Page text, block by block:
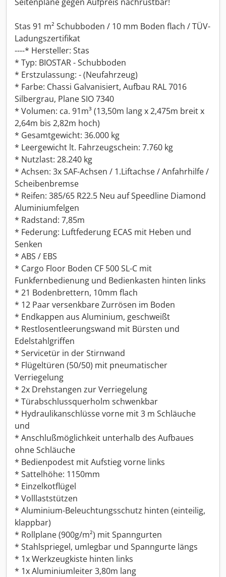
Stas 91 m² Schubboden / 10 mm Boden flach / TÜV-
Ladungszertifikat
----* Hersteller: Stas
* Typ: BIOSTAR - Schubboden
* Erstzulassung: - (Neufahrzeug)
* Farbe: Chassi Galvanisiert, Aufbau RAL 7016
Silbergrau, Plane SIO 7340
* Volumen: ca. 91m³ (13,50m lang x 2,475m breit x
2,64m bis 2,82m hoch)
* Gesamtgewicht: 36.000 kg
* Leergewicht lt. Fahrzeugschein: 7.760 kg
* Nutzlast: 28.240 kg
* Achsen: 3x SAF-Achsen / 1.Liftachse / Anfahrhilfe /
Scheibenbremse
* Reifen: 385/65 R22.5 Neu auf Speedline Diamond
Aluminiumfelgen
* Radstand: 7,85m
* Federung: Luftfederung ECAS mit Heben und
Senken
* ABS / EBS
* Cargo Floor Boden CF 500 SL-C mit
Funkfernbedienung und Bedienkasten hinten links
* 21 Bodenbrettern, 10mm flach
* 12 Paar versenkbare Zurrösen im Boden
* Endkappen aus Aluminium, geschweißt
* Restlosentleerungswand mit Bürsten und
Edelstahlgriffen
* Servicetür in der Stirnwand
* Flügeltüren (50/50) mit pneumatischer
Verriegelung
* 2x Drehstangen zur Verriegelung
* Türabschlussquerholm schwenkbar
* Hydraulikanschlüsse vorne mit 3 m Schläuche
und
* Anschlußmöglichkeit unterhalb des Aufbaues
ohne Schläuche
* Bedienpodest mit Aufstieg vorne links
* Sattelhöhe: 1150mm
* Einzelkotflügel
* Volllaststützen
* Aluminium-Beleuchtungsschutz hinten (einteilig,
klappbar)
* Rollplane (900g/m²) mit Spanngurten
* Stahlspriegel, umlegbar und Spanngurte längs
* 1x Werkzeugkiste hinten links
* 1x Aluminiumleiter 3,80m lang